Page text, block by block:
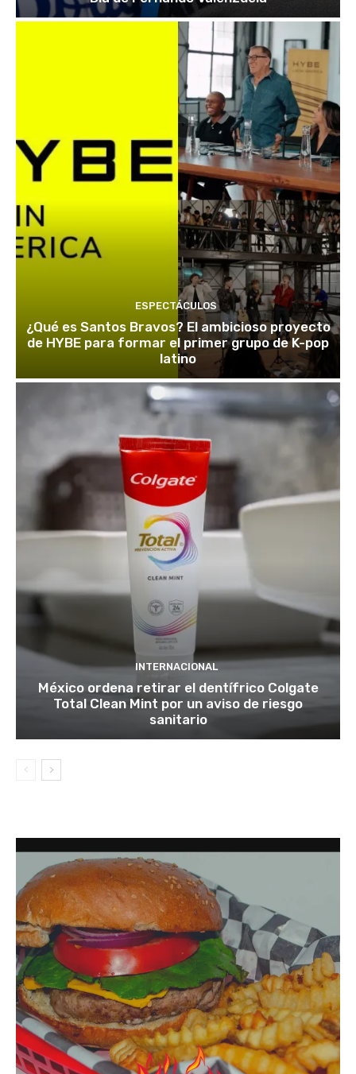
ESPECTÁCULOS
¿Qué es Santos Bravos? El ambicioso proyecto
de HYBE para formar el primer grupo de K-pop
latino
INTERNACIONAL
México ordena retirar el dentífrico Colgate
Total Clean Mint por un aviso de riesgo
sanitario